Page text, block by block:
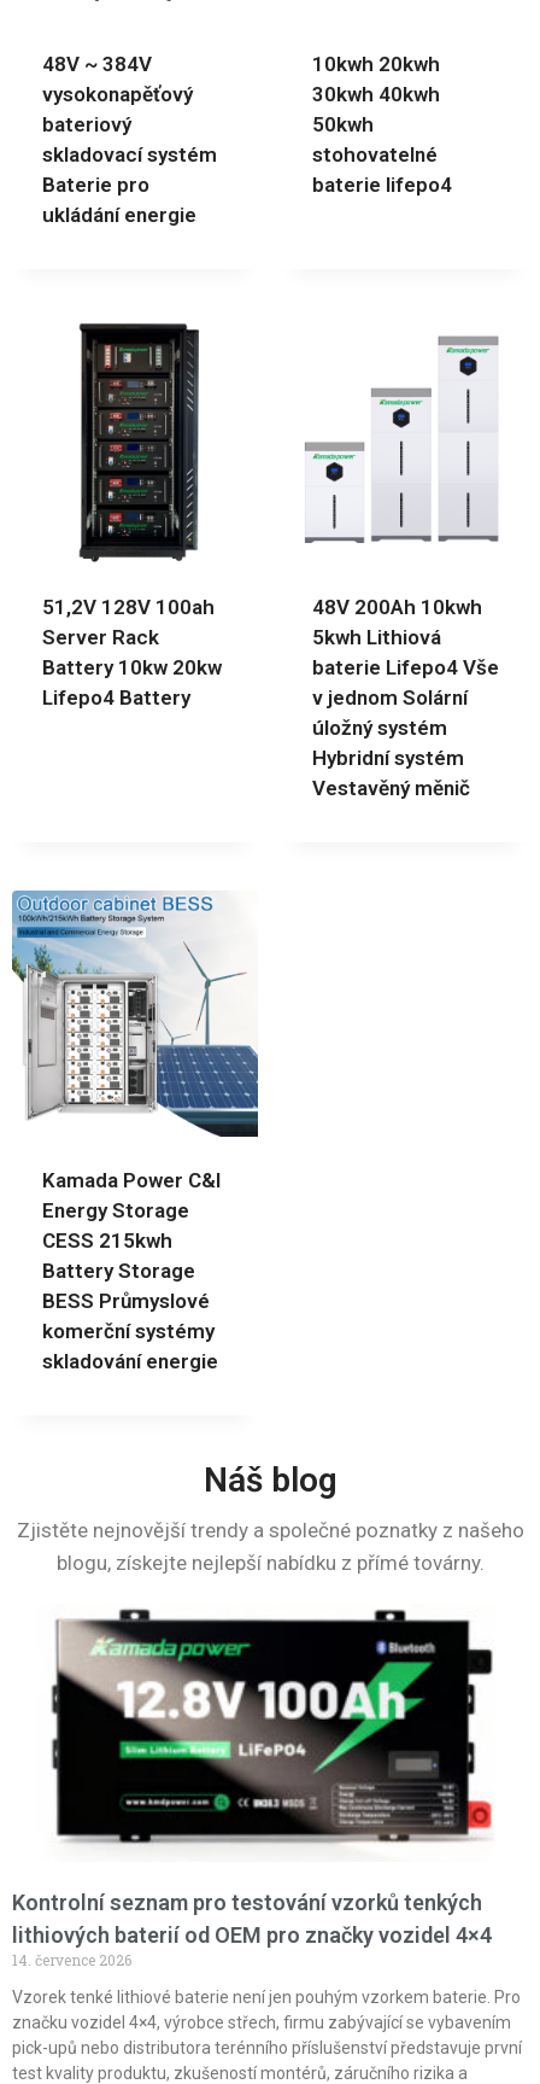
48V ~ 384V
vysokonapěťový
bateriový
skladovací systém
Baterie pro
ukládání energie
10kwh 20kwh
30kwh 40kwh
50kwh
stohovatelné
baterie lifepo4
51,2V 128V 100ah
Server Rack
Battery 10kw 20kw
Lifepo4 Battery
48V 200Ah 10kwh
5kwh Lithiová
baterie Lifepo4 Vše
v jednom Solární
úložný systém
Hybridní systém
Vestavěný měnič
Kamada Power C&I
Energy Storage
CESS 215kwh
Battery Storage
BESS Průmyslové
komerční systémy
skladování energie
Náš blog
Zjistěte nejnovější trendy a společné poznatky z našeho
blogu, získejte nejlepší nabídku z přímé továrny.
Kontrolní seznam pro testování vzorků tenkých
lithiových baterií od OEM pro značky vozidel 4×4
14. července 2026
Vzorek tenké lithiové baterie není jen pouhým vzorkem baterie. Pro
značku vozidel 4×4, výrobce střech, firmu zabývající se vybavením
pick-upů nebo distributora terénního příslušenství představuje první
test kvality produktu, zkušeností montérů, záručního rizika a